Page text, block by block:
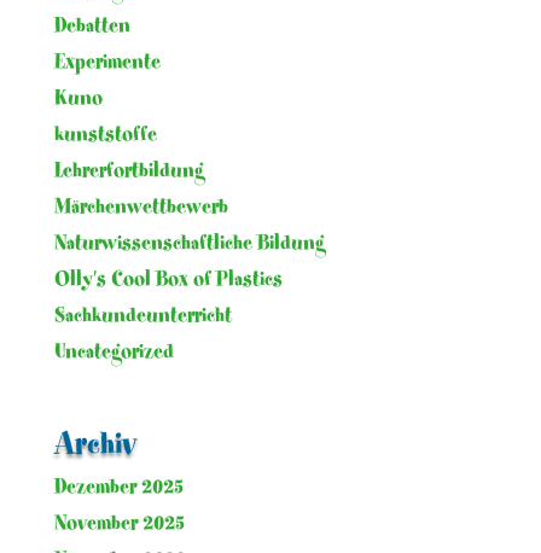
Debatten
Experimente
Kuno
kunststoffe
Lehrerfortbildung
Märchenwettbewerb
Naturwissenschaftliche Bildung
Olly's Cool Box of Plastics
Sachkundeunterricht
Uncategorized
Archiv
Dezember 2025
November 2025